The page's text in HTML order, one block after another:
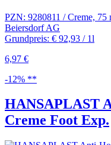
PZN: 9280811 / Creme, 75
Beiersdorf AG
Grundpreis: € 92,93 / 1l
6,97 €
-12% **
HANSAPLAST
Creme Foot Exp.